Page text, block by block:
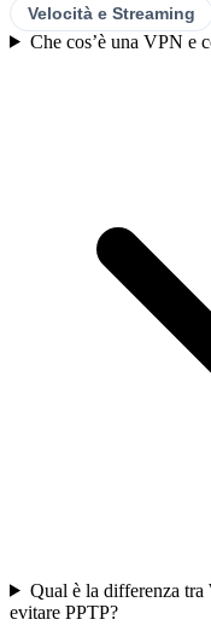
Velocità e Streaming
Che cos’è una VPN e
Qual è la differenza
evitare PPTP?